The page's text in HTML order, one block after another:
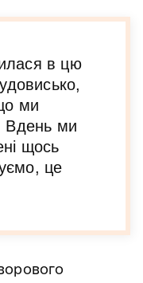
в цю
ми
Вдень ми
щось
це